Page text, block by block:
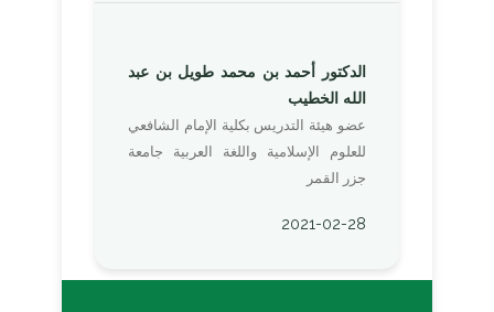
الدكتور أحمد بن محمد طويل بن عبد
الله الخطيب
عضو هيئة التدريس بكلية الإمام الشافعي
للعلوم الإسلامية واللغة العربية جامعة
جزر القمر
2021-02-28